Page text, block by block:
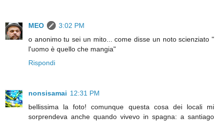
MEO
3:02 PM
o anonimo tu sei un mito... come disse un noto scienziato "
l'uomo è quello che mangia"
Rispondi
nonsisamai 12:31 PM
bellissima la foto! comunque questa cosa dei locali mi
sorprendeva anche quando vivevo in spagna: a santiago